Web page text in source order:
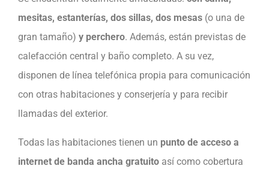
mesitas, estanterías, dos sillas, dos mesas (o una de
gran tamaño) y perchero. Además, están previstas de
calefacción central y baño completo. A su vez,
disponen de línea telefónica propia para comunicación
con otras habitaciones y conserjería y para recibir
llamadas del exterior.
Todas las habitaciones tienen un punto de acceso a
internet de banda ancha gratuito así como cobertura